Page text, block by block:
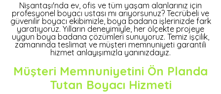
Nişantaşı'nda ev, ofis ve tüm yaşam alanlarınız için
profesyonel boyacı ustası mı arıyorsunuz? Tecrübeli ve
güvenilir boyacı ekibimizle, boya badana işlerinizde fark
yaratıyoruz. Yılların deneyimiyle, her ölçekte projeye
uygun boya badana çözümleri sunuyoruz. Temiz işçilik,
zamanında teslimat ve müşteri memnuniyeti garantili
hizmet anlayışımızla yanınızdayız.
Müşteri Memnuniyetini Ön Planda
Tutan Boyacı Hizmeti